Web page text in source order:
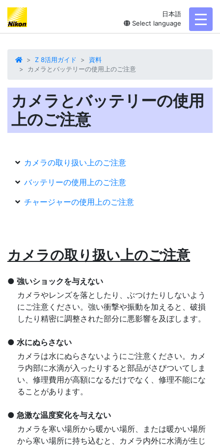
日本語
Select language
Z 8活用ガイド
資料
カメラとバッテリーの使用上のご注意
カメラとバッテリーの使用
上のご注意
カメラの取り扱い上のご注意
バッテリーの使用上のご注意
チャージャーの使用上のご注意
カメラの取り扱い上のご注意
強いショックを与えない
カメラやレンズを落としたり、ぶつけたりしないよう
にご注意ください。強い衝撃や振動を加えると、破損
したり精密に調整された部分に悪影響を及ぼします。
水にぬらさない
カメラは水にぬらさないようにご注意ください。カメ
ラ内部に水滴が入ったりすると部品がさびついてしま
い、修理費用が高額になるだけでなく、修理不能にな
ることがあります。
急激な温度変化を与えない
カメラを寒い場所から暖かい場所、または暖かい場所
から寒い場所に持ち込むと、カメラ内外に水滴が生じ